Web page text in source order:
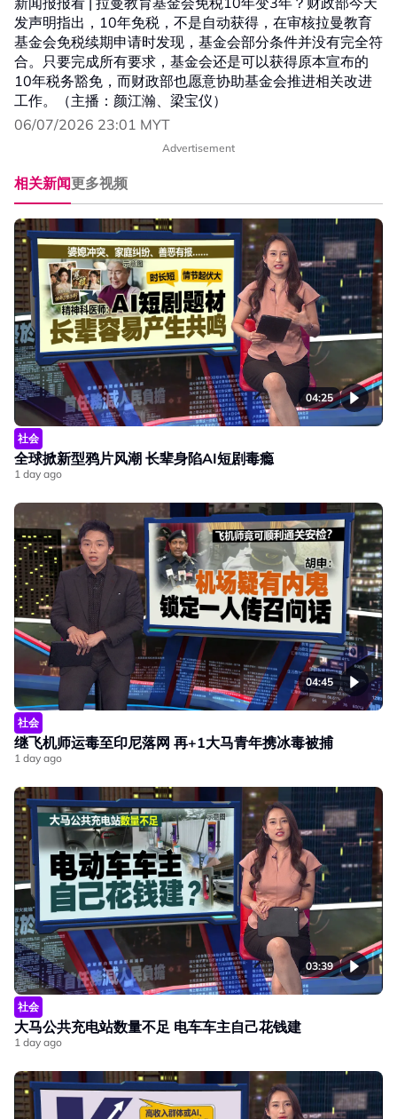
发声明指出，10年免税，不是自动获得，在审核拉曼教育
基金会免税续期申请时发现，基金会部分条件并没有完全符
合。只要完成所有要求，基金会还是可以获得原本宣布的
10年税务豁免，而财政部也愿意协助基金会推进相关改进
工作。（主播：颜江瀚、梁宝仪）
06/07/2026 23:01 MYT
Advertisement
相关新闻更多视频
04:25
社会
全球掀新型鸦片风潮 长辈身陷AI短剧毒瘾
1 day ago
04:45
社会
继飞机师运毒至印尼落网 再+1大马青年携冰毒被捕
1 day ago
03:39
社会
大马公共充电站数量不足 电车车主自己花钱建
1 day ago